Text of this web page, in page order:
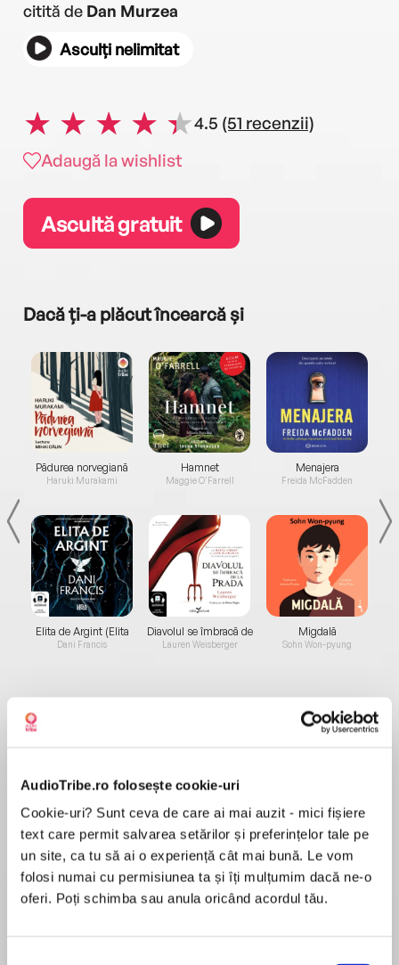
AudioTribe.ro folosește cookie-uri
Cookie-uri? Sunt ceva de care ai mai auzit - mici fișiere
text care permit salvarea setărilor și preferințelor tale pe
un site, ca tu să ai o experiență cât mai bună. Le vom
folosi numai cu permisiunea ta și îți mulțumim dacă ne-o
oferi. Poți schimba sau anula oricând acordul tău.
citită de Dan Murzea
Asculți nelimitat
4.5 (51 recenzii)
Adaugă la wishlist
Ascultă gratuit
Dacă ți-a plăcut încearcă și
Pădurea norvegiană
Haruki Murakami
Elita de Argint (Elita
de...
Dani Francis
Hamnet
Maggie O'Farrell
Diavolul se îmbracă de
la...
Lauren Weisberger
Menajera
Freida McFadden
Migdală
Sohn Won-pyung
Ce te împiedică să trăiești cea mai bună dintre
vieți? Majoritatea răspunsurilor la această
întrebare s-ar referi la lucruri ca relațiile cu alți
oameni, bani, slujbă sau circumstanțe
nefavorabile. Niciuna dintre aceste explicații nu
are vreo importanță. După ce a lucrat zeci de
ani cu oamenii în calitate de coach de
MAI MULT
Recenzii